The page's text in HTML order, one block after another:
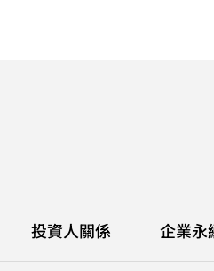
投資人關係 企業永